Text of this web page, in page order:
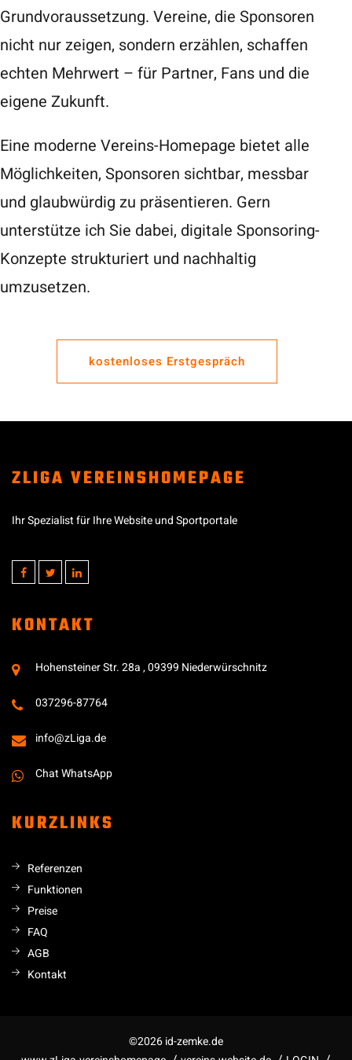
Grundvoraussetzung. Vereine, die Sponsoren
nicht nur zeigen, sondern erzählen, schaffen
echten Mehrwert – für Partner, Fans und die
eigene Zukunft.
Eine moderne Vereins-Homepage bietet alle
Möglichkeiten, Sponsoren sichtbar, messbar
und glaubwürdig zu präsentieren. Gern
unterstütze ich Sie dabei, digitale Sponsoring-
Konzepte strukturiert und nachhaltig
umzusetzen.
kostenloses Erstgespräch
ZLIGA VEREINSHOMEPAGE
Ihr Spezialist für Ihre Website und Sportportale
KONTAKT
Hohensteiner Str. 28a , 09399 Niederwürschnitz
037296-87764
info@zLiga.de
Chat WhatsApp
KURZLINKS
Referenzen
Funktionen
Preise
FAQ
AGB
Kontakt
©2026 id-zemke.de